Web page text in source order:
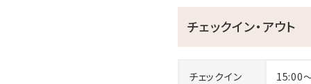
【インドアプールについて】
※無料利用はチェックイン
※上記時間外でのご利用の
チェックイン・アウト
チェックイン 15:00